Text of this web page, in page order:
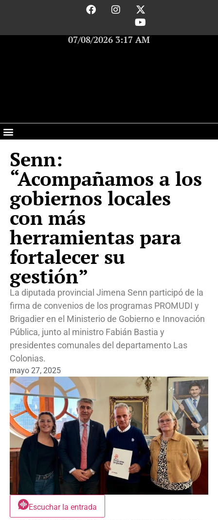
07/08/2026 3:17 AM
Senn:
“Acompañamos a los
gobiernos locales
con más
herramientas para
fortalecer su
gestión”
La diputada provincial Jimena Senn participó de la
firma de convenios de los programas PROMUDI y
Brigadier en el Ministerio de Gobierno e Innovación
Pública, junto al ministro Fabián Bastia y
presidentes comunales del departamento Las
Colonias.
mayo 27, 2025
Escuchar la entrada